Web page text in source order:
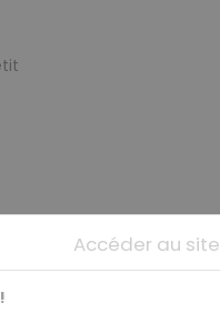
Accéder au site